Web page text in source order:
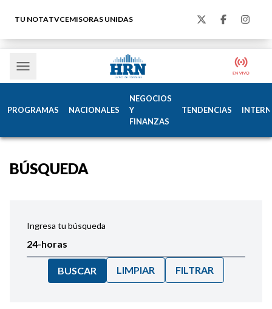
TU NOTATVCEMISORAS UNIDAS
PROGRAMAS NACIONALES
NEGOCIOS
Y
FINANZAS
TENDENCIAS
BÚSQUEDA
Ingresa tu búsqueda
BUSCAR LIMPIAR FILTRAR